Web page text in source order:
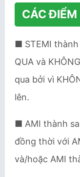
CÁC ĐIỂM
■ STEMI
QUA và
qua bởi vì
lên.
■ AMI thành
đồng thời với
và/hoặc AMI